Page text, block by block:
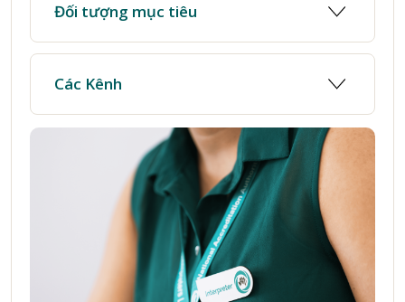
Đối tượng mục tiêu
Các Kênh